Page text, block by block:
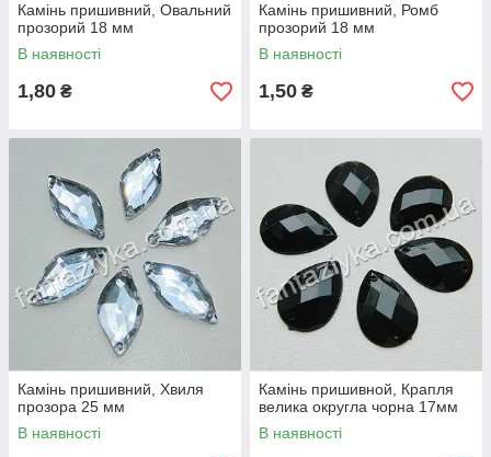
Камінь пришивний, Овальний
прозорий 18 мм
В наявності
1,80 ₴
Камінь пришивний, Ромб
прозорий 18 мм
В наявності
1,50 ₴
Камінь пришивний, Хвиля
прозора 25 мм
В наявності
Камінь пришивной, Крапля
велика округла чорна 17мм
В наявності